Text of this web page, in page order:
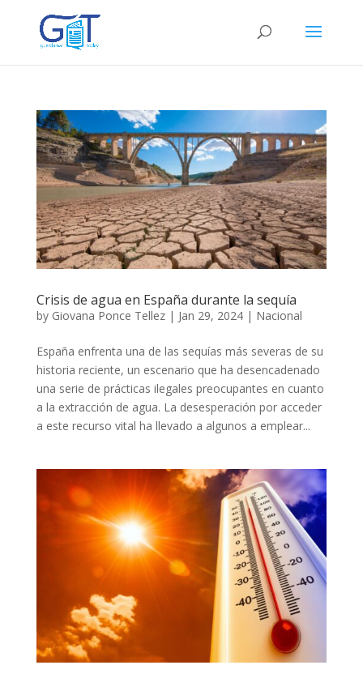
Crisis de agua en España durante la sequía
by Giovana Ponce Tellez| Jan 29, 2024| Nacional
España enfrenta una de las sequías más severas de su
historia reciente, un escenario que ha desencadenado
una serie de prácticas ilegales preocupantes en cuanto
a la extracción de agua. La desesperación por acceder
a este recurso vital ha llevado a algunos a emplear...